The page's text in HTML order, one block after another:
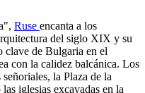
Ruse encanta a los
del siglo XIX y su
clave de Bulgaria en el
con la calidez balcánica. Los
la Plaza de la
iglesias excavadas en la